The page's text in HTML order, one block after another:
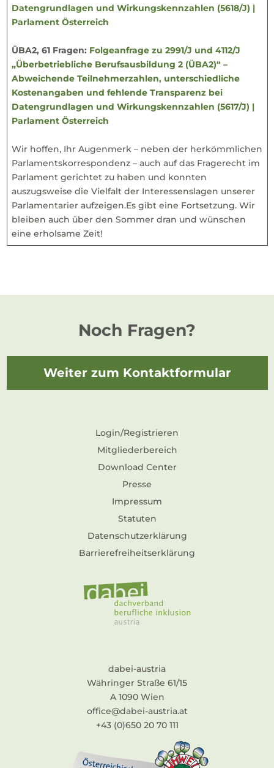
Datengrundlagen und Wirkungskennzahlen (5618/J) |
Parlament Österreich
ÜBA2, 61 Fragen: Folgeanfrage zu 2991/J und 4112/J
„Überbetriebliche Berufsausbildung 2 (ÜBA2)“ –
Abweichende Teilnehmerzahlen, unterschiedliche
Kostenangaben und fehlende Transparenz bei
Datengrundlagen und Wirkungskennzahlen (5617/J) |
Parlament Österreich
Wir hoffen, Ihr Augenmerk – neben der herkömmlichen
Parlamentskorrespondenz – auch auf das Fragerecht im
Parlament gerichtet zu haben und konnten
auszugsweise die Vielfalt der Interessenslagen unserer
Parlamentarier aufzeigen.Es gibt eine Fortsetzung. Wir
bleiben auch über den Sommer dran und wünschen
eine erholsame Zeit!
Noch Fragen?
Weiter zum Kontaktformular
dabei-austria
Währinger Straße 61/15
A 1090 Wien
office@dabei-austria.at
+43 (0)650 20 70 111
Login/Registrieren
Mitgliederbereich
Download Center
Presse
Impressum
Statuten
Datenschutzerklärung
Barrierefreiheitserklärung